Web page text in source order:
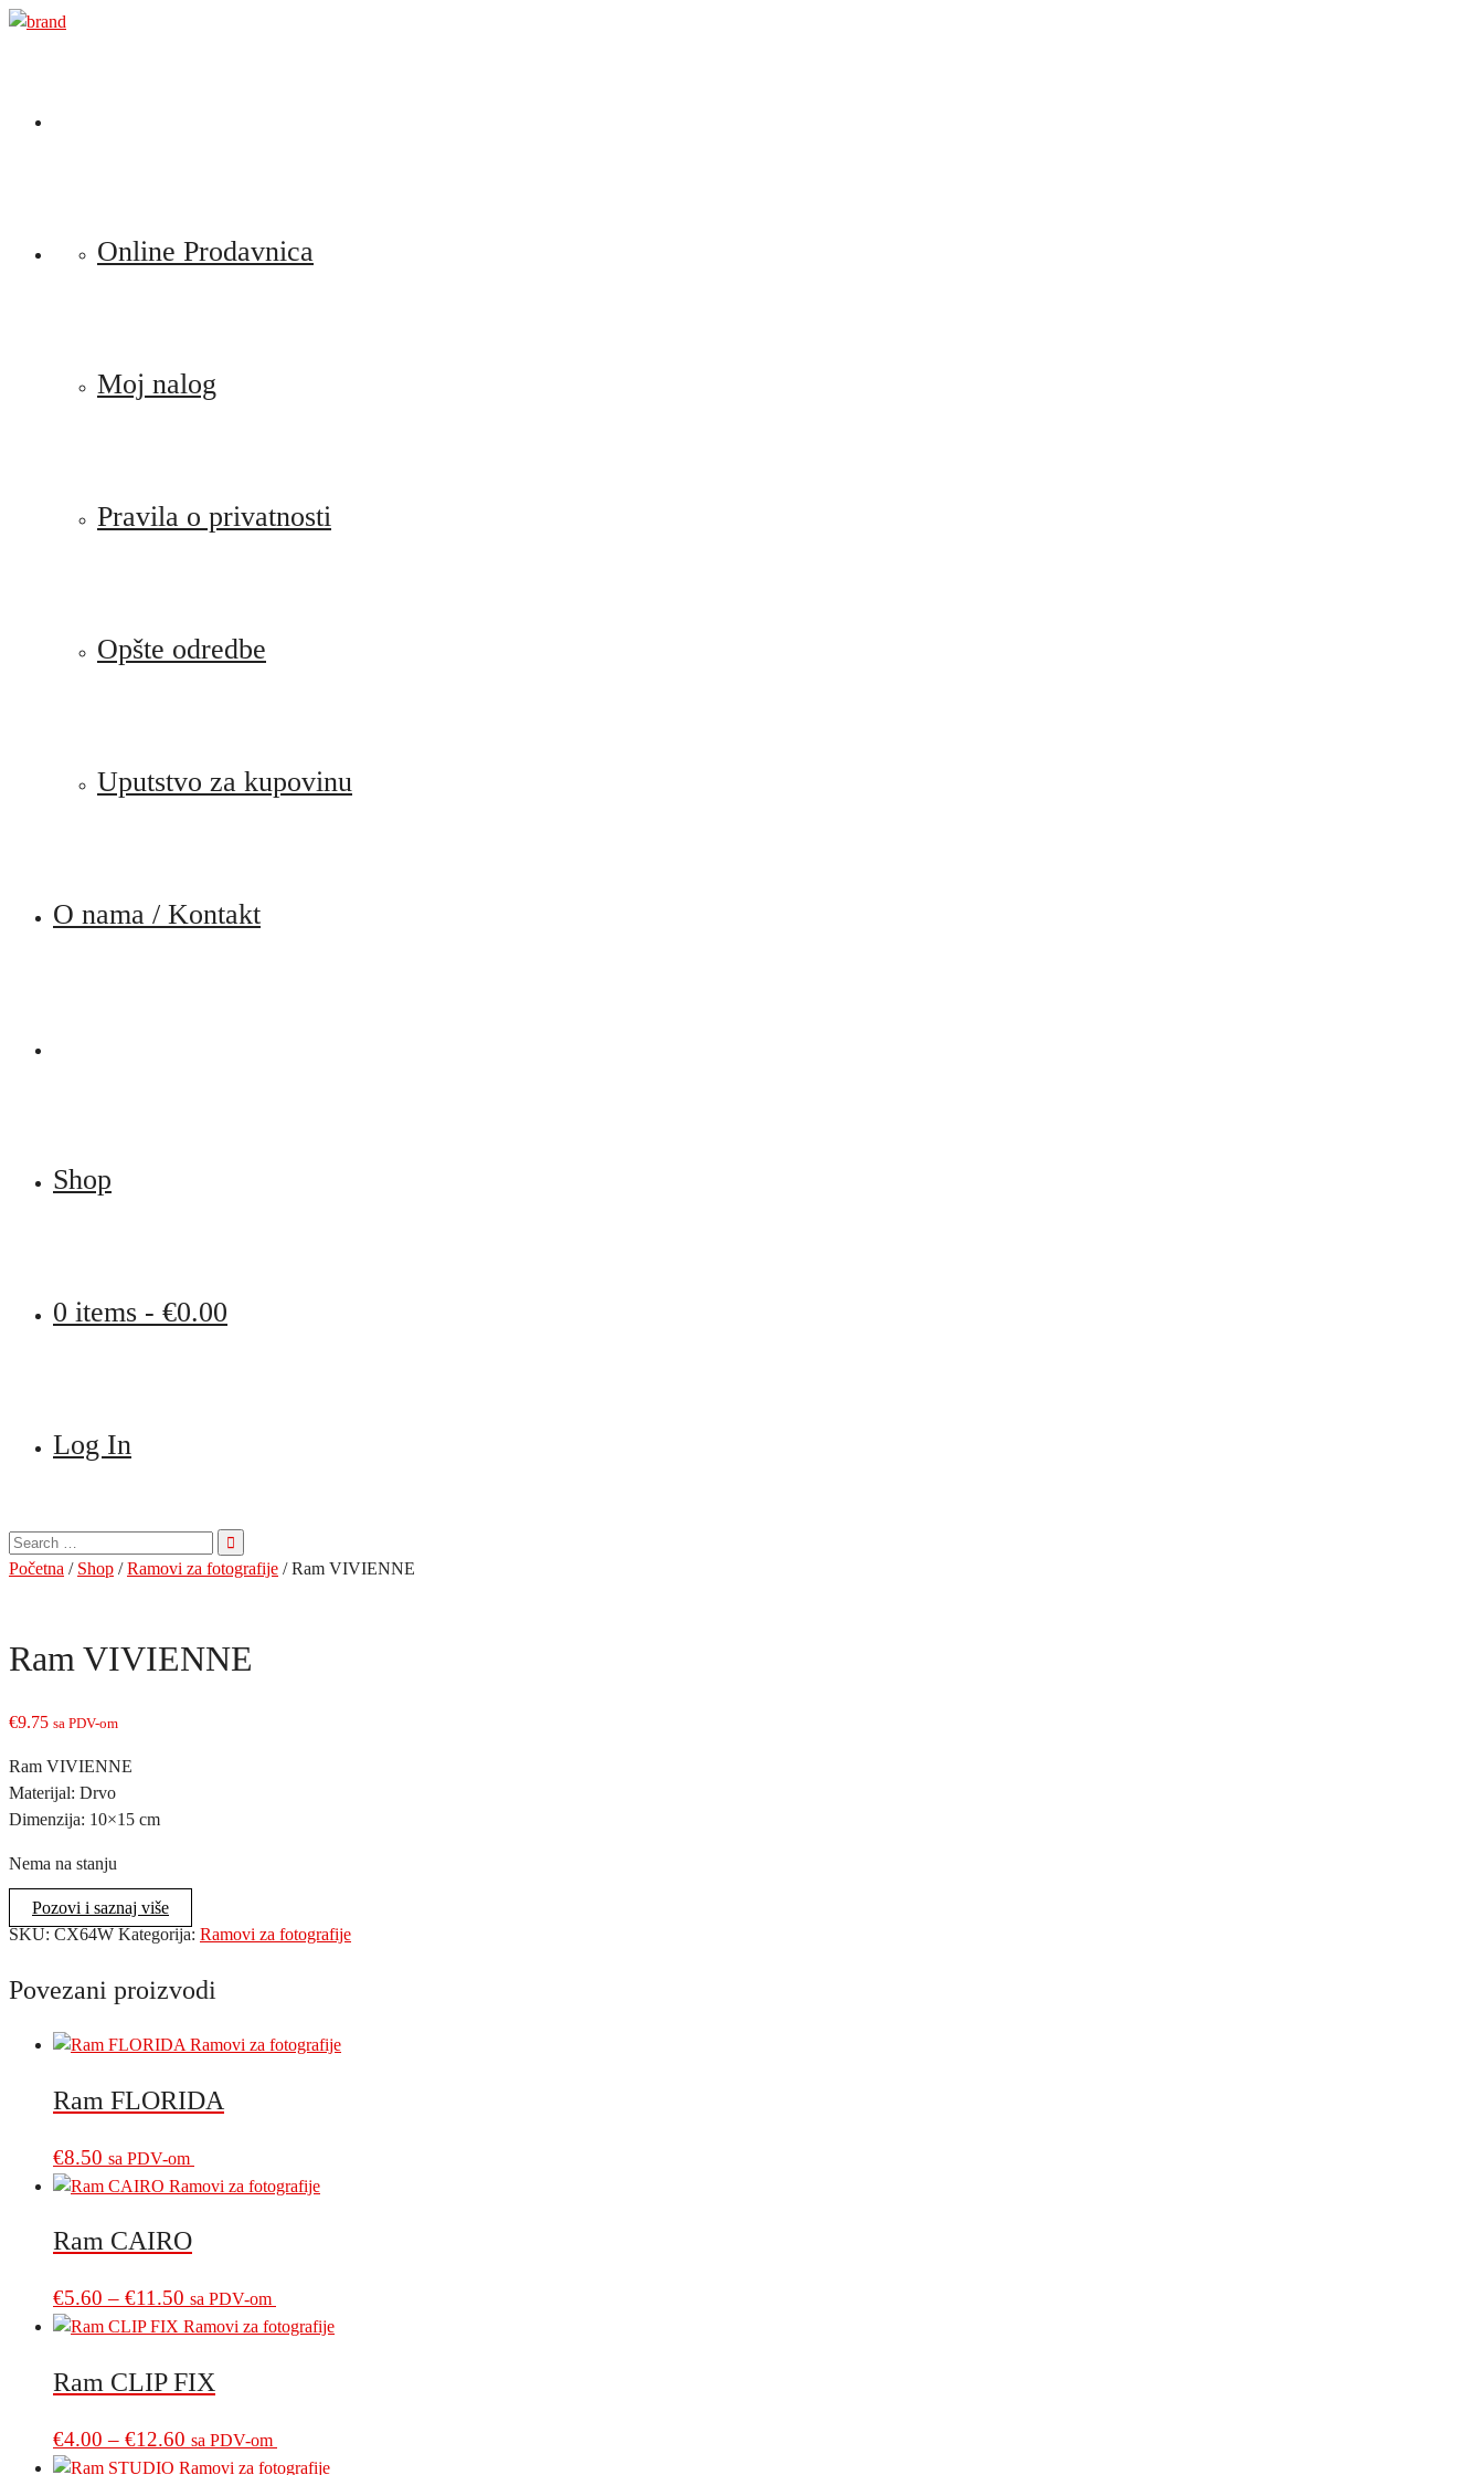
Preskoči
Online Prodavnica
Moj nalog
Pravila o privatnosti
Opšte odredbe
Uputstvo za kupovinu
O nama / Kontakt
Shop
0 items - €0.00
Log In
Pretraga
za:
Početna / Shop /Ramovi za fotografije / Ram VIVIENNE
Ram VIVIENNE
€9.75 sa PDV-om
Ram VIVIENNE
Materijal: Drvo
Dimenzija: 10×15 cm
Nema na stanju
Pozovi i saznaj više
SKU: CX64W Kategorija: Ramovi za fotografije
Povezani proizvodi
Ram FLORIDA
€8.50 sa PDV-om
Ram CAIRO
€5.60 – €11.50 Price
range:
through
sa PDV-om
Ram CLIP FIX
€4.00 – €12.60 Price
range:
sa PDV-om